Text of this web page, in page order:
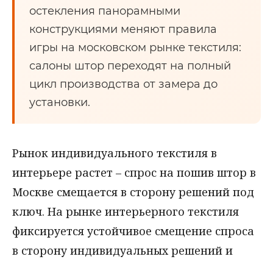
остекления панорамными
конструкциями меняют правила
игры на московском рынке текстиля:
салоны штор переходят на полный
цикл производства от замера до
установки.
Рынок индивидуального текстиля в
интерьере растет – спрос на пошив штор в
Москве смещается в сторону решений под
ключ. На рынке интерьерного текстиля
фиксируется устойчивое смещение спроса
в сторону индивидуальных решений и